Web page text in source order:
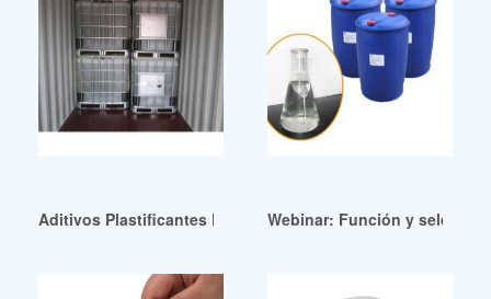
Aditivos Plastificantes Para Pvc De Alta Eficiencia Ftalato
Webinar: Función y